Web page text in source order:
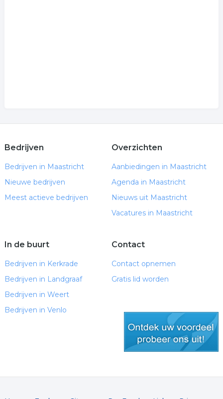
Bedrijven
Bedrijven in Maastricht
Nieuwe bedrijven
Meest actieve bedrijven
Overzichten
Aanbiedingen in Maastricht
Agenda in Maastricht
Nieuws uit Maastricht
Vacatures in Maastricht
In de buurt
Bedrijven in Kerkrade
Bedrijven in Landgraaf
Bedrijven in Weert
Bedrijven in Venlo
Contact
Contact opnemen
Gratis lid worden